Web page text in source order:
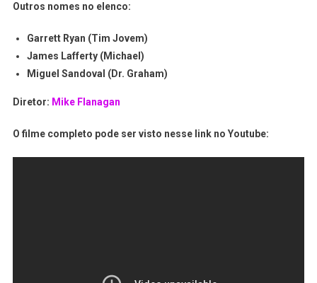
Outros nomes no elenco:
Garrett Ryan (Tim Jovem)
James Lafferty (Michael)
Miguel Sandoval (Dr. Graham)
Diretor: Mike Flanagan
O filme completo pode ser visto nesse link no Youtube: